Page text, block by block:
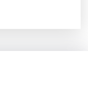
liralık riski